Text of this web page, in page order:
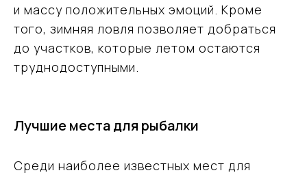
и массу положительных эмоций. Кроме
того, зимняя ловля позволяет добраться
до участков, которые летом остаются
труднодоступными.
Лучшие места для рыбалки
Среди наиболее известных мест для